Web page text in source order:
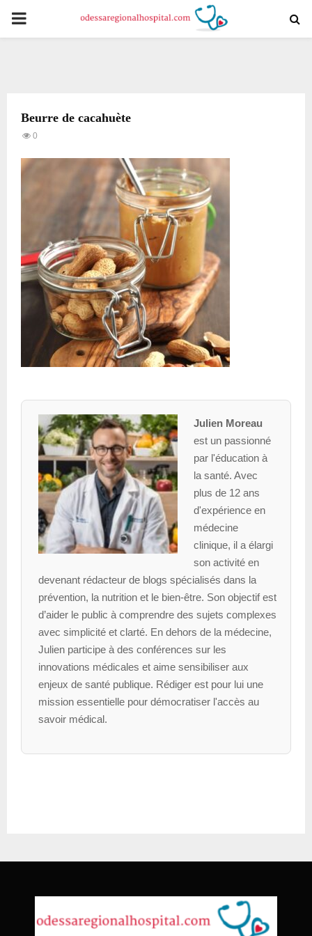
PRIMARY
Beurre de cacahuète
0
Julien Moreau
est un passionné
par l'éducation à
la santé. Avec
plus de 12 ans
d'expérience en
médecine
clinique, il a élargi
son activité en
devenant rédacteur de blogs spécialisés dans la
prévention, la nutrition et le bien-être. Son objectif est
d’aider le public à comprendre des sujets complexes
avec simplicité et clarté. En dehors de la médecine,
Julien participe à des conférences sur les
innovations médicales et aime sensibiliser aux
enjeux de santé publique. Rédiger est pour lui une
mission essentielle pour démocratiser l'accès au
savoir médical.